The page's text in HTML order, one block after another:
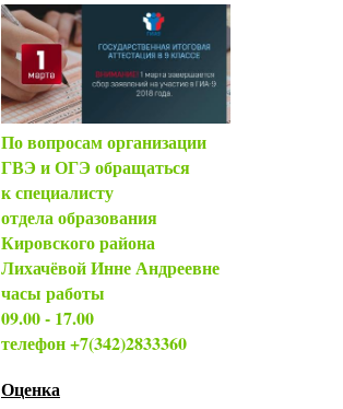
По вопросам организации
ГВЭ и ОГЭ обращаться
к специалисту
отдела образования
Кировского района
Лихачёвой Инне Андреевне
часы работы
09.00 - 17.00
телефон +7(342)2833360
Оценка